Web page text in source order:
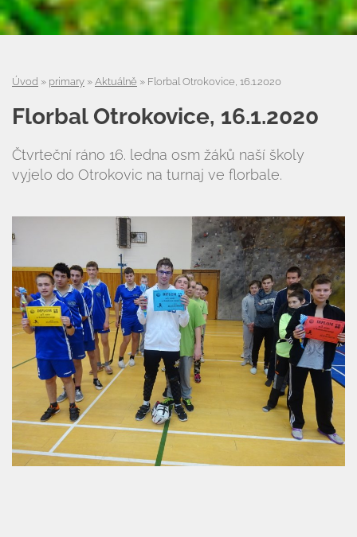
Úvod » primary » Aktuálně » Florbal Otrokovice, 16.1.2020
Florbal Otrokovice, 16.1.2020
Čtvrteční ráno 16. ledna osm žáků naší školy
vyjelo do Otrokovic na turnaj ve florbale.